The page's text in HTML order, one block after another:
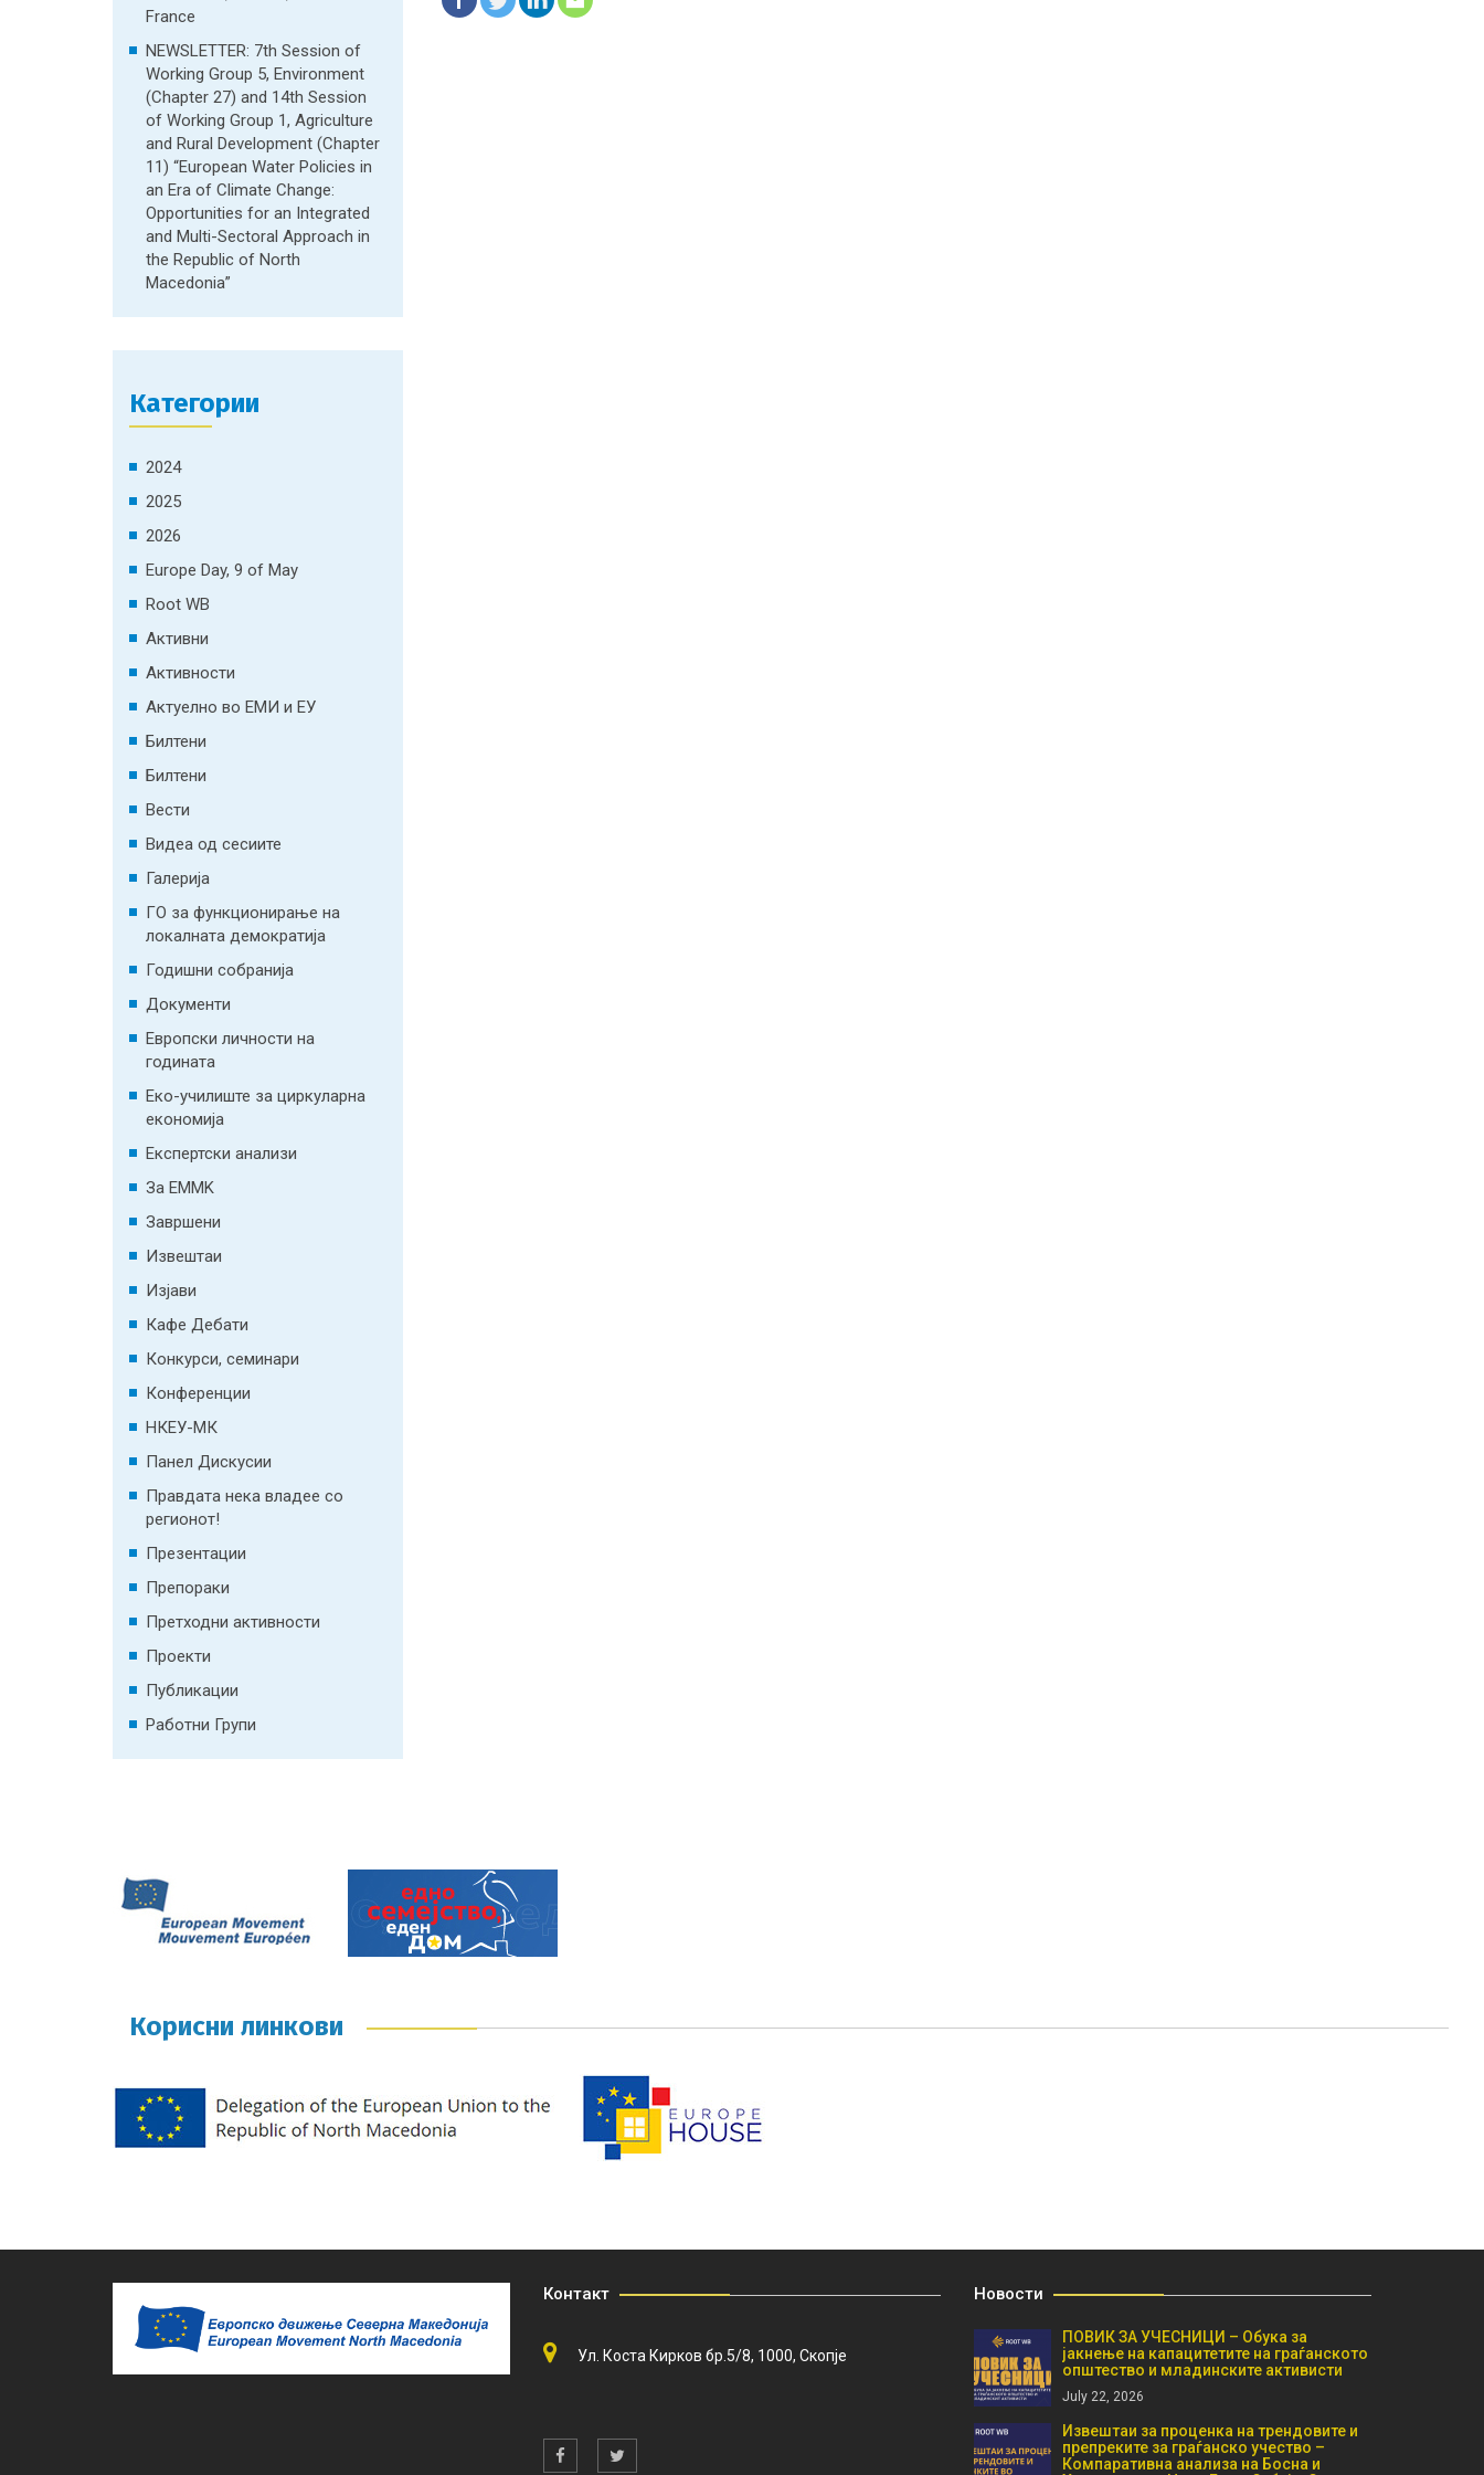
France
NEWSLETTER: 7th Session of
Working Group 5, Environment
(Chapter 27) and 14th Session
of Working Group 1, Agriculture
and Rural Development (Chapter
11) “European Water Policies in
an Era of Climate Change:
Opportunities for an Integrated
and Multi-Sectoral Approach in
the Republic of North
Macedonia”
Категории
2024
2025
2026
Europe Day, 9 of May
Root WB
Активни
Активности
Актуелно во ЕМИ и ЕУ
Билтени
Билтени
Вести
Видеа од сесиите
Галерија
ГО за функционирање на
локалната демократија
Годишни собранија
Документи
Европски личности на
годината
Еко-училиште за циркуларна
економија
Експертски анализи
За EMMK
Завршени
Извештаи
Изјави
Кафе Дебати
Конкурси, семинари
Конференции
НКЕУ-МК
Панел Дискусии
Правдата нека владее со
регионот!
Презентации
Препораки
Претходни активности
Проекти
Публикации
Работни Групи
Корисни линкови
Контакт
Ул. Коста Кирков бр.5/8, 1000, Скопје
Новости
ПОВИК ЗА УЧЕСНИЦИ – Обука за
јакнење на капацитетите на граѓанското
општество и младинските активисти
July 22, 2026
Извештаи за проценка на трендовите и
препреките за граѓанско учество –
Компаративна анализа на Босна и